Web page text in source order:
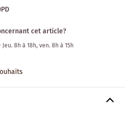
cet article?
Jeu. 8h à 18h, ven. 8h à 15h